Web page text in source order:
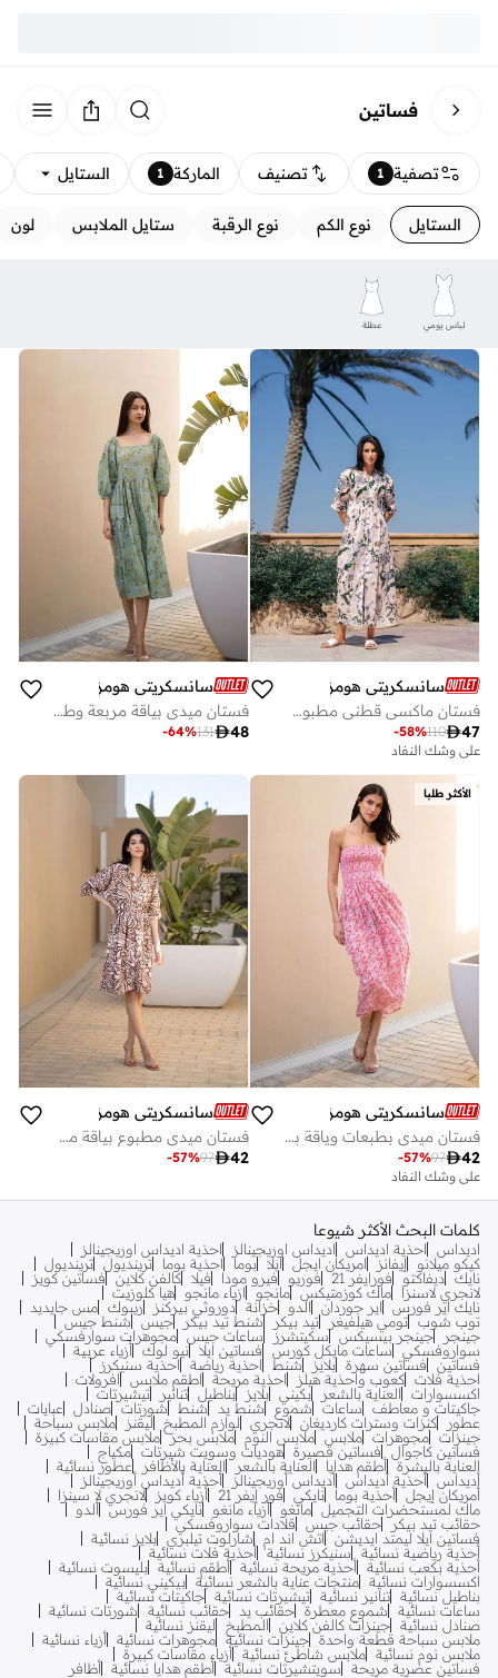
فساتين
تصفية 1 تصنيف الماركة 1 الستايل
الستايل نوع الكم نوع الرقبة ستايل الملابس لون
لباس يومي عطلة
سانسكريتي هومز
فستان ماكسي قطني مطبوع بالزهور من سانسكريتي هومز مع تفاصيل أزرار
47
110
-58%
على وشك النفاد
سانسكريتي هومز
فستان ميدي بياقة مربعة وطبعات كاملة
48
131
-64%
الأكثر طلبا
سانسكريتي هومز
فستان ميدي بطبعات وياقة باندو من سانسكريتي هومز
42
97
-57%
على وشك النفاد
سانسكريتي هومز
فستان ميدي مطبوع بياقة من سانسكريتي هومز
42
97
-57%
كلمات البحث الأكثر شيوعا
اديداس احذية اديداس اديداس اوريجينالز
احذية اديداس اوريجينالز
كيكو ميلانو
إيفانز امريكان ايجل ايلا بوما احذية بوما ترينديول ترينديول
نايك ديفاكتو فورايفر 21 فوريو فيرو مودا فيلا كالفن كلاين فساتين كويز
لانجري لاسنزا
ماك كوزمتيكس مانجو ازياء مانجو
هيا كلوزيت
نايك اير فورس
اير جوردان الدو خزانة دوروثي بيركنز ريبوك مس جايديد
توب شوب تومي هيلفيغر تيد بيكر شنط تيد بيكر جيس
شنط جيس
جينجر
جينجر بيسيكس سكيتشرز ساعات جيس مجوهرات سوارفسكي
سواروفسكي
ساعات مايكل كورس فساتين ايلا نيو لوك أزياء عربية
فساتين
فساتين سهرة بلايز شنط احذية رياضة
احذية سنيكرز
احذية فلات كعوب واحذية هيلز احذية مريحة اطقم ملابس
افرولات
اكسسوارات
العناية بالشعر بكيني بلايز بناطيل تنانير
تيشيرتات
جاكيتات و معاطف
ساعات شموع شنط يد شنط شورتات صنادل
عبايات
عطور
كنزات وسترات كارديغان لانجري لوازم المطبخ ليقنز
ملابس سباحة
جينزات مجوهرات ملابس ملابس النوم ملابس بحر ملابس مقاسات كبيرة
فساتين كاجوال
فساتين قصيرة هوديات وسويت شيرتات مكياج
العناية بالبشرة أطقم هدايا العناية بالشعر العناية بالأظافر
عطور نسائية
أديداس أحذية أديداس أديداس أوريجينالز
أحذية أديداس أوريجينالز
أمريكان إيجل أحذية بوما نايكي فور إيفر 21 أزياء كويز
لانجري لا سينزا
ماك لمستحضرات التجميل مانغو أزياء مانغو نايكي اير فورس ألدو
حقائب تيد بيكر
حقائب جيس
قلادات سواروفسكي
فساتين ايلا ليمتد ايديشن
اتش اند ام شارلوت تيلبري بلايز نسائية
أحذية رياضية نسائية
سنيكرز نسائية أحذية فلات نسائية
أحذية بكعب نسائية أحذية مريحة نسائية أطقم نسائية بليسوت نسائية
اكسسوارات نسائية منتجات عناية بالشعر نسائية بيكيني نسائية
بناطيل نسائية تنانير نسائية تيشيرتات نسائية جاكيتات نسائية
ساعات نسائية
شموع معطرة حقائب يد حقائب نسائية
شورتات نسائية
صنادل نسائية جينزات كالفن كلاين المطبخ
ليقنز نسائية
ملابس سباحة قطعة واحدة جينزات نسائية مجوهرات نسائية أزياء نسائية
ملابس نوم نسائية ملابس شاطئ نسائية أزياء مقاسات كبيرة
فساتين عصرية مريحة
سويتشيرتات نسائية أطقم هدايا نسائية أظافر